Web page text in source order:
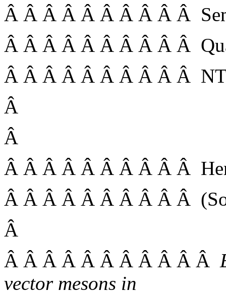
Â Â Â Â Â Â Â Â Â Â
Â Â Â Â Â Â Â Â Â Â
Â Â Â Â Â Â Â Â Â Â
Â
Â
Â Â Â Â Â Â Â Â Â Â
Â Â Â Â Â Â Â Â Â Â
Â
Â Â Â Â Â Â Â Â Â Â Â
vector mesons in